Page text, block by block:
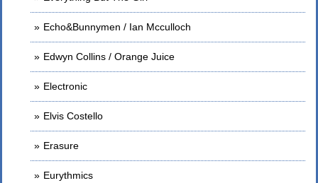
Echo&Bunnymen / Ian Mcculloch
Edwyn Collins / Orange Juice
Electronic
Elvis Costello
Erasure
Eurythmics